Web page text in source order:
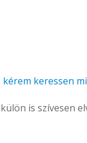
keressen
is szívesen